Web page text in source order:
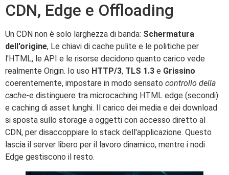
CDN, Edge e Offloading
Un CDN non è solo larghezza di banda: Schermatura
dell'origine, Le chiavi di cache pulite e le politiche per
l'HTML, le API e le risorse decidono quanto carico vede
realmente Origin. Io uso HTTP/3, TLS 1.3 e Grissino
coerentemente, impostare in modo sensato controllo della
cache-e distinguere tra microcaching HTML edge (secondi)
e caching di asset lunghi. Il carico dei media e dei download
si sposta sullo storage a oggetti con accesso diretto al
CDN, per disaccoppiare lo stack dell'applicazione. Questo
lascia il server libero per il lavoro dinamico, mentre i nodi
Edge gestiscono il resto.